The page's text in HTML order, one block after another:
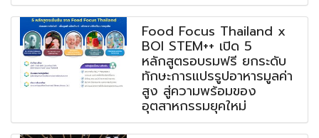
Food Focus Thailand x
BOI STEM++ เปิด 5
หลักสูตรอบรมฟรี ยกระดับ
ทักษะการแปรรูปอาหารมูลค่า
สูง สู่ความพร้อมของ
อุตสาหกรรมยุคใหม่